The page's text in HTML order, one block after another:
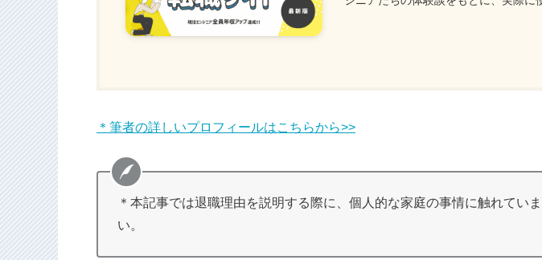
＊筆者の詳しいプロフィールはこちらから>>
＊本記事では退職理由を説明する際に、個人的な家庭の事情に触れてい